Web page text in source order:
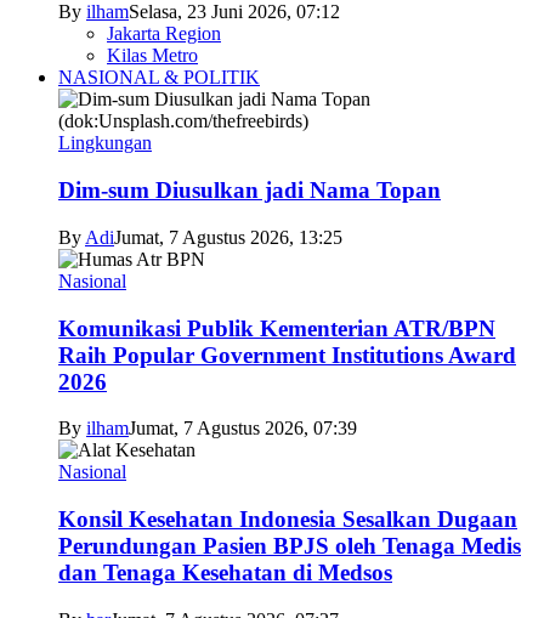
By ilhamSelasa, 23 Juni 2026, 07:12
Jakarta Region
Kilas Metro
NASIONAL & POLITIK
Lingkungan
Dim-sum Diusulkan jadi Nama Topan
By AdiJumat, 7 Agustus 2026, 13:25
Nasional
Komunikasi Publik Kementerian ATR/BPN
Raih Popular Government Institutions Award
2026
By ilhamJumat, 7 Agustus 2026, 07:39
Nasional
Konsil Kesehatan Indonesia Sesalkan Dugaan
Perundungan Pasien BPJS oleh Tenaga Medis
dan Tenaga Kesehatan di Medsos